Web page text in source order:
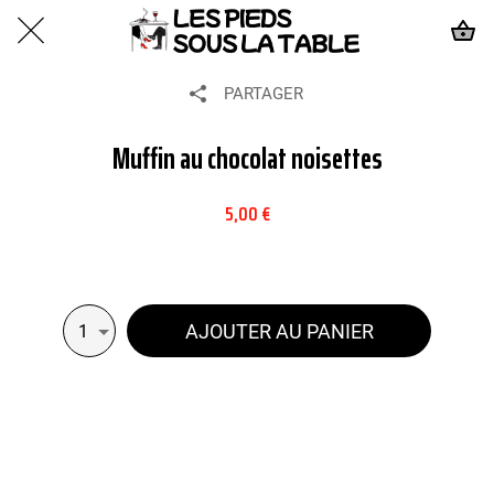
PARTAGER
Muffin au chocolat noisettes
5,00 €
1 AJOUTER AU PANIER